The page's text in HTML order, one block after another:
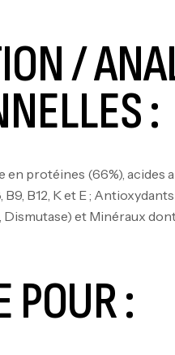
/
:
protéines (66%), acides
B9, B12, K et E ;
et Minéraux dont :
POUR :